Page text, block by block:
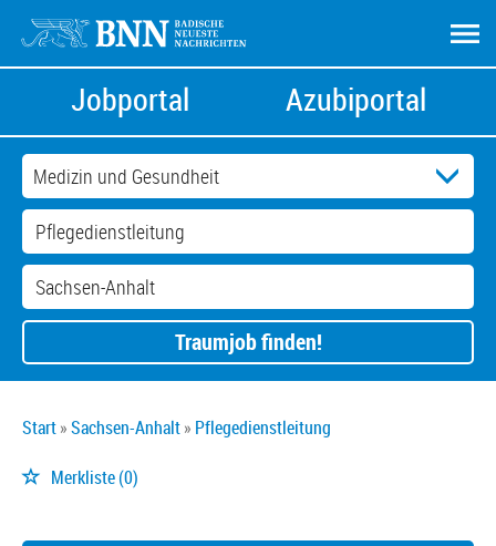
Jobportal Azubiportal
Traumjob finden!
Start Sachsen-Anhalt Pflegedienstleitung
Merkliste(0)